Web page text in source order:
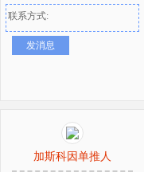
联系方式:
发消息
加斯科因单推人